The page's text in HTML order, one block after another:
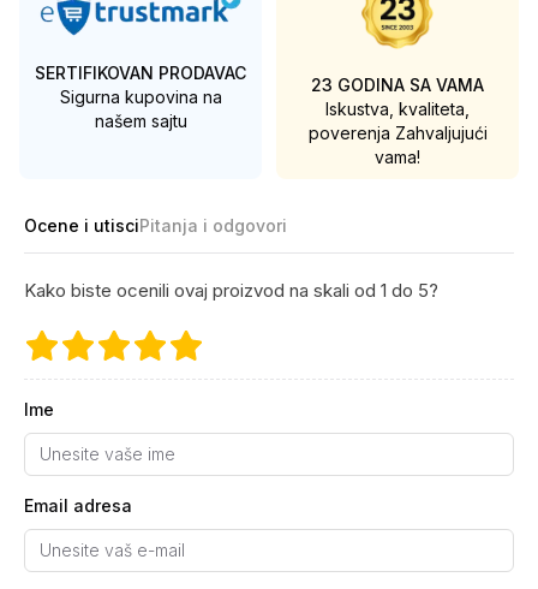
SERTIFIKOVAN PRODAVAC
Sigurna kupovina na
našem sajtu
23 GODINA SA VAMA
Iskustva, kvaliteta,
poverenja Zahvaljujući
vama!
Ocene i utisciPitanja i odgovori
Kako biste ocenili ovaj proizvod na skali od 1 do 5?
Ime
Email adresa